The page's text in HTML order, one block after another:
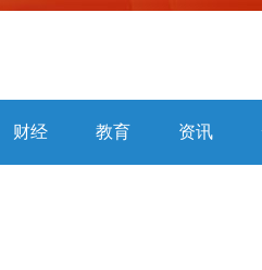
财经 教育 资讯